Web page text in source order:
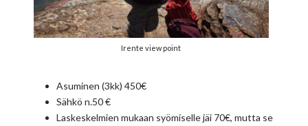
Irente view point
Asuminen (3kk) 450€
Sähkö n.50 €
Laskeskelmien mukaan syömiselle jäi 70€, mutta se